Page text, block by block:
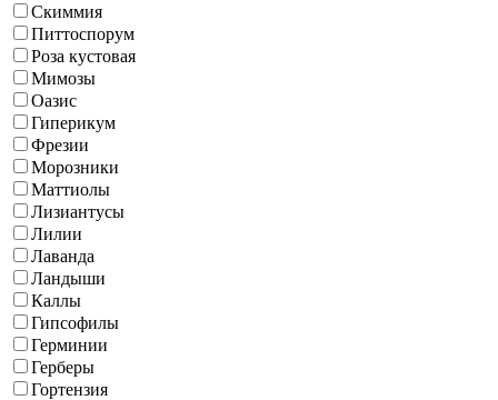
Скиммия
Питтоспорум
Роза кустовая
Мимозы
Оазис
Гиперикум
Фрезии
Морозники
Маттиолы
Лизиантусы
Лилии
Лаванда
Ландыши
Каллы
Гипсофилы
Герминии
Герберы
Гортензия